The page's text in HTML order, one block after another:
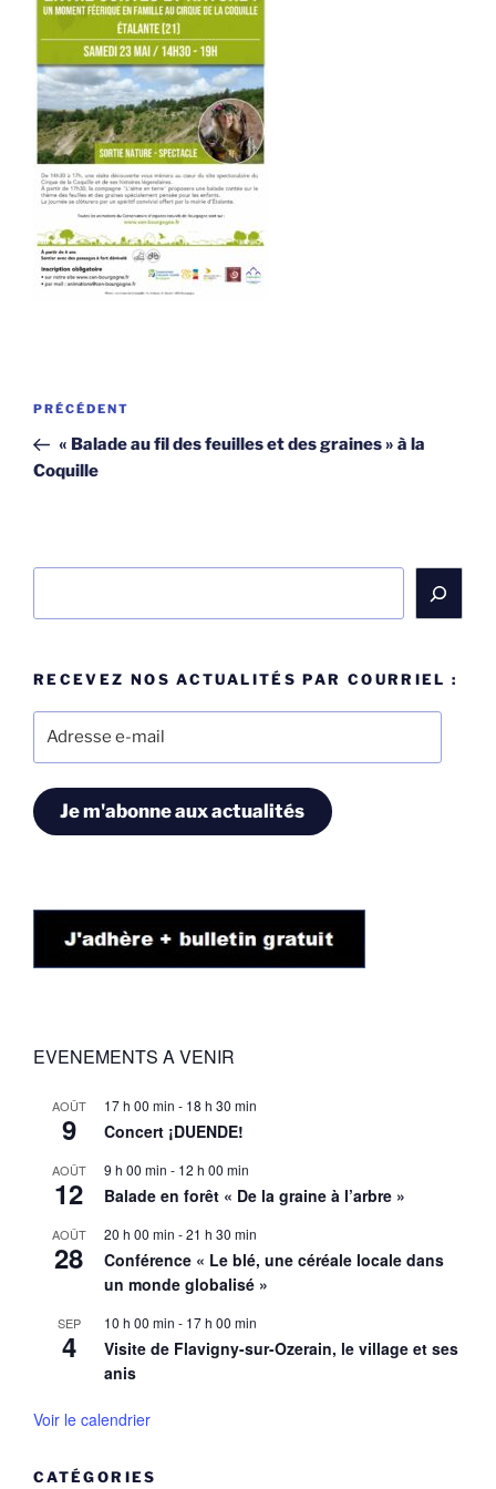
Navigation
l’article
Article
précédent
PRÉCÉDENT
« Balade au fil des feuilles et des graines » à la
Coquille
RECEVEZ NOS ACTUALITÉS PAR COURRIEL :
Je m'abonne aux actualités
EVENEMENTS A VENIR
AOÛT
9
17 h 00 min - 18 h 30 min
Concert ¡DUENDE!
AOÛT
12
9 h 00 min - 12 h 00 min
Balade en forêt « De la graine à l’arbre »
AOÛT
28
20 h 00 min -21 h 30 min
Conférence « Le blé, une céréale locale dans
un monde globalisé »
SEP
4
10 h 00 min - 17 h 00 min
Visite de Flavigny-sur-Ozerain, le village et ses
anis
Voir le calendrier
CATÉGORIES